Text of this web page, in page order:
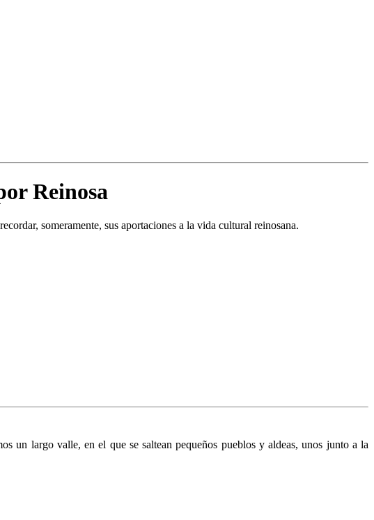
Reinosa
someramente, sus aportaciones a la vida cultural reinosana.
un largo valle, en el que se saltean pequeños pueblos y aldeas, unos junto a la